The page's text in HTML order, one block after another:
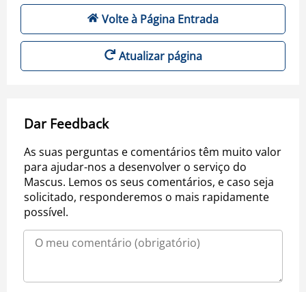
Volte à Página Entrada
Atualizar página
Dar Feedback
As suas perguntas e comentários têm muito valor
para ajudar-nos a desenvolver o serviço do
Mascus. Lemos os seus comentários, e caso seja
solicitado, responderemos o mais rapidamente
possível.